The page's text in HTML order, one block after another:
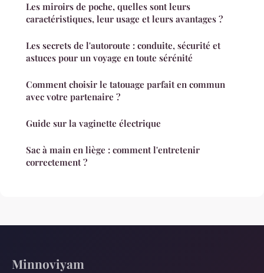
Les miroirs de poche, quelles sont leurs
caractéristiques, leur usage et leurs avantages ?
Les secrets de l'autoroute : conduite, sécurité et
astuces pour un voyage en toute sérénité
Comment choisir le tatouage parfait en commun
avec votre partenaire ?
Guide sur la vaginette électrique
Sac à main en liège : comment l'entretenir
correctement ?
Minnoviyam